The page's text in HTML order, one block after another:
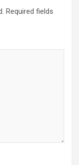
Required fields